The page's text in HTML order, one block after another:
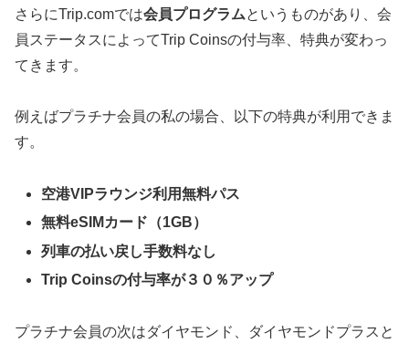
さらにTrip.comでは会員プログラムというものがあり、会
員ステータスによってTrip Coinsの付与率、特典が変わっ
てきます。
例えばプラチナ会員の私の場合、以下の特典が利用できま
す。
空港VIPラウンジ利用無料パス
無料eSIMカード（1GB）
列車の払い戻し手数料なし
Trip Coinsの付与率が３０％アップ
プラチナ会員の次はダイヤモンド、ダイヤモンドプラスと